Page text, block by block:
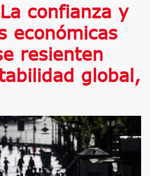
confianza y
económicas
resienten
global,